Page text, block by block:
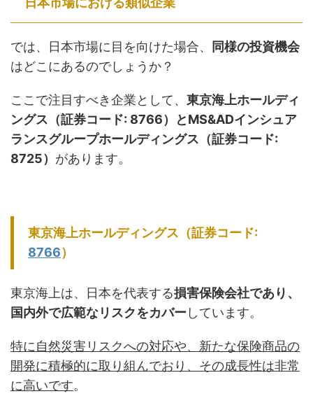
では、日本市場に目を向けた場合、
同様の投資機会
はどこにあるのでしょうか？
ここで注目すべき企業として、 東京海上ホールディ
ングス（証券コード: 8766）とMS&ADインシュア
ランスグループホールディングス（証券コード:
8725） があります。
東京海上ホールディングス（証券コード:
8766）
東京海上は、日本を代表する損害保険会社であり、
国内外で広範なリスクをカバーしています。
特に自然災害リスクへの対応や、新たな保険商品の
開発に積極的に取り組んでおり、その成長性は非常
に高いです。